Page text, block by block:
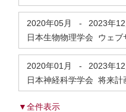
2020年05月 -
2023年12
日本生物物理学会 ウェブ
2020年01月 -
2023年12
日本神経科学学会 将来計
▼全件表示